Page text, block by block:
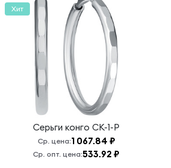
Серьги конго СК-1-Р
Ср. цена:1 067.84 ₽
Ср. опт. цена:533.92 ₽
Хит